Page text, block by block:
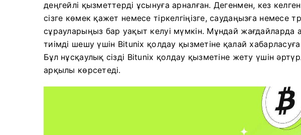
деңгейлі қызметтерді ұсынуға арналған. Дегенмен, кез
сізге көмек қажет немесе тіркелгіңізге, саудаңызға немесе
сұрауларыңыз бар уақыт келуі мүмкін. Мұндай
тиімді шешу үшін Bitunix қолдау қызметіне қалай
Бұл нұсқаулық сізді Bitunix қолдау қызметіне жету үшін
арқылы көрсетеді.